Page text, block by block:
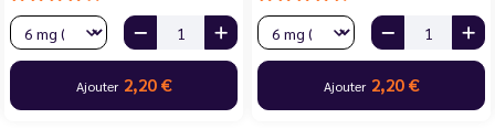
Ajouter 2,20 € Ajouter 2,20 €